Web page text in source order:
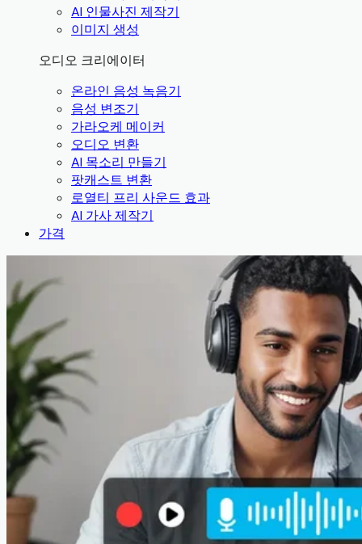
AI 인물사진 제작기
이미지 생성
오디오 크리에이터
온라인 음성 녹음기
음성 변조기
가라오케 메이커
오디오 변환
AI 목소리 만들기
팟캐스트 변환
로열티 프리 사운드 효과
AI 가사 제작기
가격